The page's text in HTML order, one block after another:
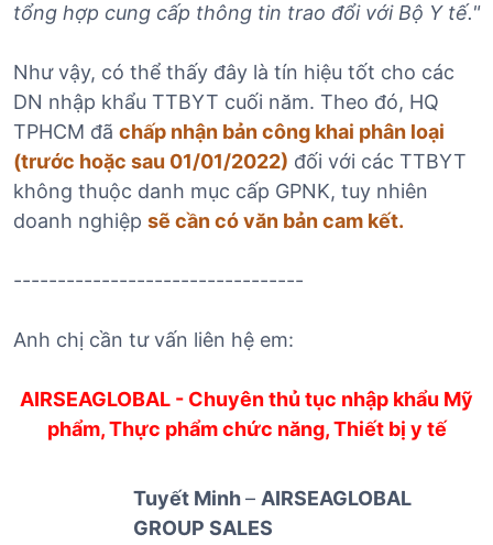
tổng hợp cung cấp thông tin trao đổi với Bộ Y tế."
Như vậy, có thể thấy đây là tín hiệu tốt cho các
DN nhập khẩu TTBYT cuối năm. Theo đó, HQ
TPHCM đã chấp nhận bản công khai phân loại
(trước hoặc sau 01/01/2022) đối với các TTBYT
không thuộc danh mục cấp GPNK, tuy nhiên
doanh nghiệp sẽ cần có văn bản cam kết.
---------------------------------
Anh chị cần tư vấn liên hệ em:
AIRSEAGLOBAL - Chuyên thủ tục nhập khẩu Mỹ
phẩm, Thực phẩm chức năng, Thiết bị y tế
Tuyết Minh– AIRSEAGLOBAL
GROUP SALES